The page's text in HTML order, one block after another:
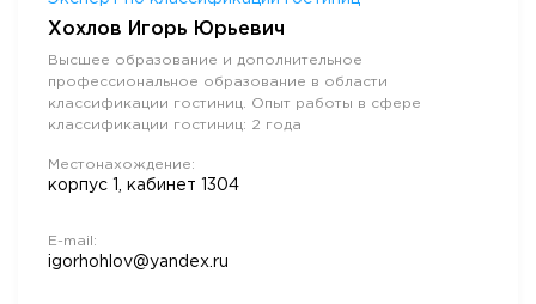
Хохлов Игорь Юрьевич
Высшее образование и дополнительное
профессиональное образование в области
классификации гостиниц. Опыт работы в сфере
классификации гостиниц: 2 года
Местонахождение:
корпус 1, кабинет 1304
E-mail:
igorhohlov@yandex.ru